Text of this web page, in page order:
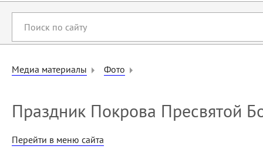
сайту
Медиа материалы
Фото
Праздник Покрова Пресвятой
Перейти в меню сайта